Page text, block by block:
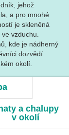
jehož
a pro mnohé
je skleněná
vzduchu.
kde je nádherný
dozvědí
okolí.
a chalupy
v okolí